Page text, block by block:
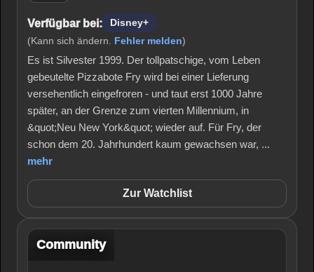
Verfügbar bei:
Disney+
(Kann sich ändern. Fehler melden)
Es ist Silvester 1999. Der tollpatschige, vom Leben
gebeutelte Pizzabote Fry wird bei einer Lieferung
versehentlich eingefroren - und taut erst 1000 Jahre
später, an der Grenze zum vierten Millennium, in
&quot;Neu New York&quot; wieder auf. Für Fry, der
schon dem 20. Jahrhundert kaum gewachsen war, ...
mehr
Zur Watchlist
Community